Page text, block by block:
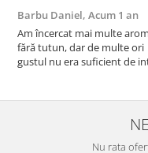
Barbu Daniel, Acum 1 an
Am încercat mai multe
fără tutun, dar de multe ori
gustul nu era suficient de
pe toată durata sesiunii.
dacă nu conține tutun,
Nu rata